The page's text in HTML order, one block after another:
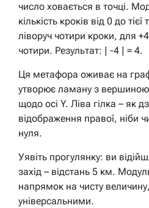
число ховається в точці.
кількість кроків від 0 до
ліворуч чотири кроки, для
чотири. Результат: | -4 | = 4.
Ця метафора оживає на
утворює ламану з
щодо осі Y. Ліва гілка – як
відображення правої, ніби
нуля.
Уявіть прогулянку: ви
захід – відстань 5 км.
напрямок на чисту
універсальними.